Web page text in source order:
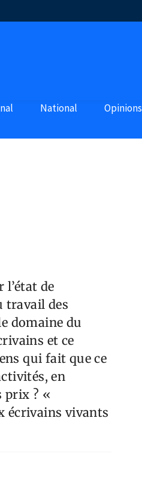
National Opinions
de
travail des
domaine du
et ce
qui fait que ce
en
prix ? «
écrivains vivants